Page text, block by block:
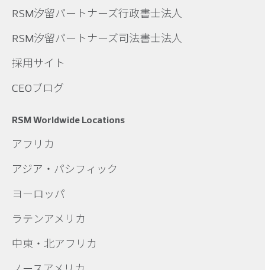
RSM汐留パートナーズ行政書士法人
RSM汐留パートナーズ司法書士法人
採用サイト
CEOブログ
RSM Worldwide Locations
アフリカ
アジア・パシフィック
ヨーロッパ
ラテンアメリカ
中東・北アフリカ